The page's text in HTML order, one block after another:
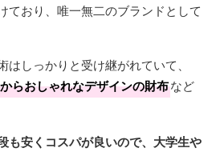
ており、唯一無二のブランドとして
しっかりと受け継がれていて、
らおしゃれなデザインの財布など
も安くコスパが良いので、大学生や